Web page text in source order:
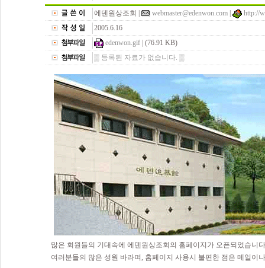
에덴원상조회 | webmaster@edenwon.com
http://
2005.6.16
edenwon.gif | (76.91 KB)
▒ 등록된 자료가 없습니다. ▒
많은 회원들의 기대속에 에덴원상조회의 홈페이지가 오픈되었습니
여러분들의 많은 성원 바라며, 홈페이지 사용시 불편한 점은 메일이